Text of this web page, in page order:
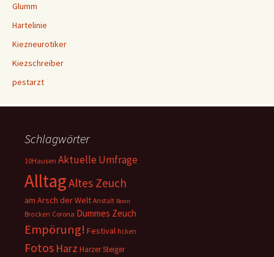
Glumm
Hartelinie
Kiezneurotiker
Kiezschreiber
pestarzt
Schlagwörter
10Hausen Aktuelle Umfrage
AlltagAltes Zeuch
am Arsch der Welt Anstalt Bonn
Brocken Corona Dummes Zeuch
Empörung! Festival ficken
Fotos Harz Harzer Steiger